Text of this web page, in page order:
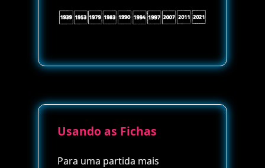
Usando as Fichas
Para uma partida mais